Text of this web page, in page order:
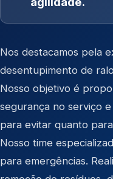
Nos destacamos pela
desentupimento de
Nosso objetivo é
segurança no serviço
para evitar quanto
Nosso time
para emergências.